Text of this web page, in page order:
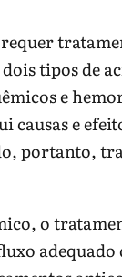
tipos de
e
causas e
portanto,
o
adequado